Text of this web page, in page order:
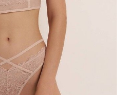
10%
zadać pytanie, klikając przycisk